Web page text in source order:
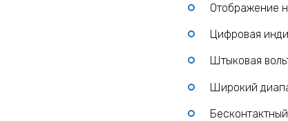
Отображение
Цифровая
Штыковая
Широкий